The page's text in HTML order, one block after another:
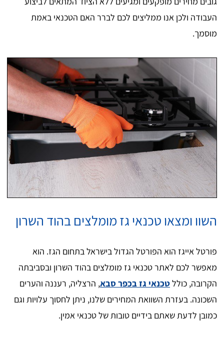
העבודה ולכן אנו ממליצים לכם לברר האם הטכנאי באמת
מוסמך.
השוו ומצאו טכנאי גז מומלצים בהוד השרון
פורטל אייגז הוא הפורטל הגדול בישראל בתחום הגז. הוא
מאפשר לכם לאתר טכנאי גז מומלצים בהוד השרון ובסביבתה
הקרובה, כוללטכנאי גז בכפר סבא, הרצליה, רעננה והערים
השכונה. בעזרת השוואת המחירים שלנו, ניתן לחסוך עלויות וגם
כמובן לדעת שאתם בידיים טובות של טכנאי אמין.